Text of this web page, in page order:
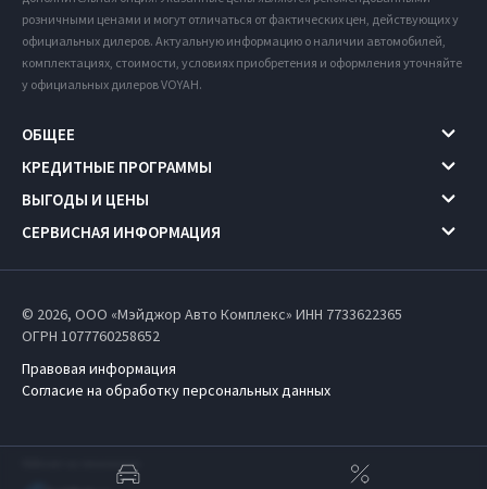
розничными ценами и могут отличаться от фактических цен, действующих у
официальных дилеров. Актуальную информацию о наличии автомобилей,
комплектациях, стоимости, условиях приобретения и оформления уточняйте
у официальных дилеров VOYAH.
ОБЩЕЕ
КРЕДИТНЫЕ ПРОГРАММЫ
ВЫГОДЫ И ЦЕНЫ
СЕРВИСНАЯ ИНФОРМАЦИЯ
© 2026, ООО «Мэйджор Авто Комплекс» ИНН 7733622365
ОГРН 1077760258652
Правовая информация
Согласие на обработку персональных данных
Работает на технологиях